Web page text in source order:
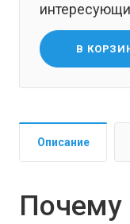
В
Описание
Почему